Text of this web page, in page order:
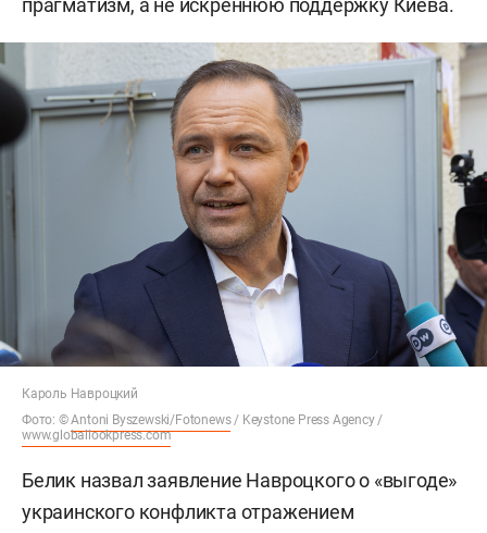
Кароль Навроцкий
Фото: ©Antoni Byszewski/Fotonews/ Keystone Press Agency /
www.globallookpress.com
Белик назвал заявление Навроцкого о «выгоде»
украинского конфликта отражением